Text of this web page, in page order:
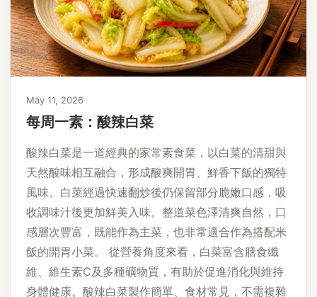
May 11, 2026
每周一素：酸辣白菜
酸辣白菜是一道經典的家常素食菜，以白菜的清甜與
天然酸味相互融合，形成酸爽開胃、鮮香下飯的獨特
風味。白菜經過快速翻炒後仍保留部分脆嫩口感，吸
收調味汁後更加鮮美入味。整道菜色澤清爽自然，口
感層次豐富，既能作為主菜，也非常適合作為搭配米
飯的開胃小菜。 從營養角度來看，白菜富含膳食纖
維、維生素C及多種礦物質，有助於促進消化與維持
身體健康。酸辣白菜製作簡單、食材常見，不需複雜